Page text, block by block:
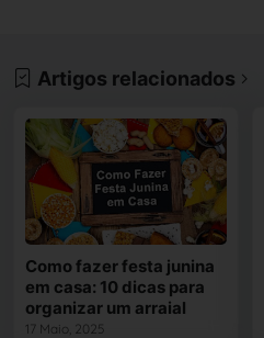
Artigos relacionados
Como fazer festa junina
em casa: 10 dicas para
organizar um arraial
17 Maio, 2025